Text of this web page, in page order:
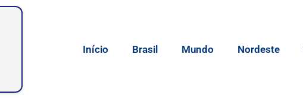
Início Brasil Mundo Nordeste